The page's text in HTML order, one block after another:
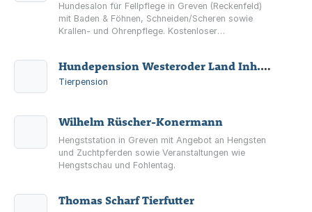
Hundesalon für Fellpflege in Greven (Reckenfeld)
mit Baden & Föhnen, Schneiden/Scheren sowie
Krallen- und Ohrenpflege. Kostenloser
Hundepension Westeroder Land Inh. Kai Hillebrandt
Tierpension
Wilhelm Rüscher-Konermann
Hengststation in Greven mit Angebot an Hengsten
und Zuchtpferden sowie Veranstaltungen wie
Hengstschau und Fohlentag.
Thomas Scharf Tierfutter